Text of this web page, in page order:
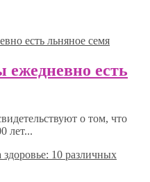
ежедневно есть
о том, что
лет...